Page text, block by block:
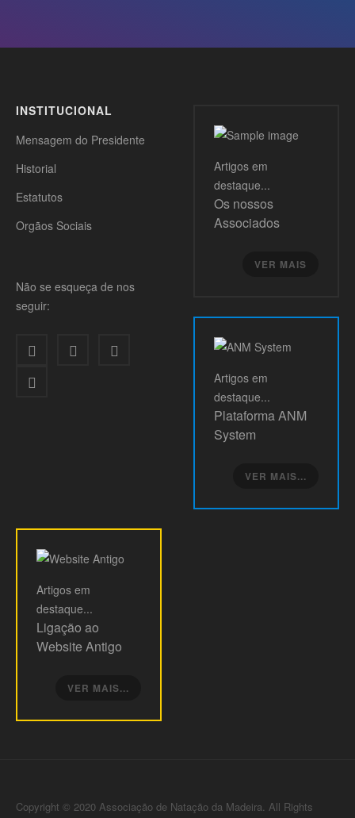
INSTITUCIONAL
Mensagem do Presidente
Historial
Estatutos
Orgãos Sociais
Não se esqueça de nos
seguir:
Artigos em
destaque...
Os nossos
Associados
VER MAIS
Artigos em
destaque...
Plataforma ANM
System
VER MAIS...
Artigos em
destaque...
Ligação ao
Website Antigo
VER MAIS...
Copyright © 2020 Associação de Natação da Madeira. All Rights